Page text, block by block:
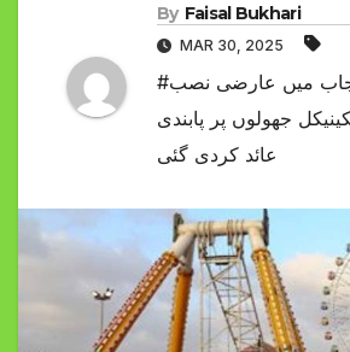
By Faisal Bukhari
MAR 30, 2025
#عید الفطر پنجاب میں عارضی نصب
جھولوں پر پابندی
عائد کردی گئی